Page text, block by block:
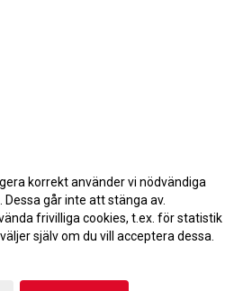
korrekt använder vi nödvändiga
går inte att stänga av.
frivilliga cookies, t.ex. för statistik
själv om du vill acceptera dessa.